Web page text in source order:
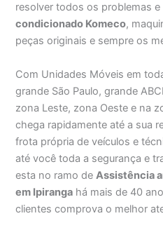
resolver todos os problemas
condicionado Komeco,
peças originais e sempre os
Com Unidades Móveis em
grande São Paulo, grande
zona Leste, zona Oeste e na
chega rapidamente até a sua
frota própria de veículos e
até você toda a segurança e
esta no ramo deAssistência
em Ipiranga há mais de 40
clientes comprova o melhor